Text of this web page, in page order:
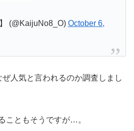
(@KaijuNo8_O) October 6,
ぜ人気と言われるのか調査しまし
こともそうですが…。